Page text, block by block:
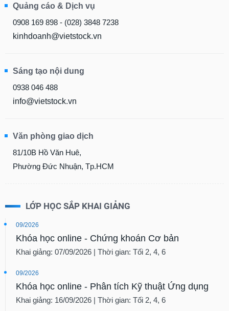
Quảng cáo & Dịch vụ
0908 169 898 - (028) 3848 7238
kinhdoanh@vietstock.vn
Sáng tạo nội dung
0938 046 488
info@vietstock.vn
Văn phòng giao dịch
81/10B Hồ Văn Huê,
Phường Đức Nhuận, Tp.HCM
LỚP HỌC SẮP KHAI GIẢNG
09/2026
Khóa học online - Chứng khoán Cơ bản
Khai giảng: 07/09/2026 | Thời gian: Tối 2, 4, 6
09/2026
Khóa học online - Phân tích Kỹ thuật Ứng dụng
Khai giảng: 16/09/2026 | Thời gian: Tối 2, 4, 6